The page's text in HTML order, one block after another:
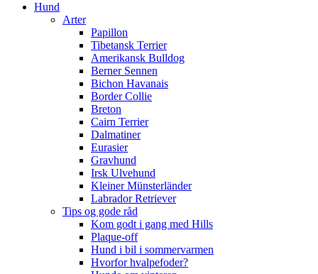
Hund
Arter
Papillon
Tibetansk Terrier
Amerikansk Bulldog
Berner Sennen
Bichon Havanais
Border Collie
Breton
Cairn Terrier
Dalmatiner
Eurasier
Gravhund
Irsk Ulvehund
Kleiner Münsterländer
Labrador Retriever
Tips og gode råd
Kom godt i gang med Hills
Plaque-off
Hund i bil i sommervarmen
Hvorfor hvalpefoder?